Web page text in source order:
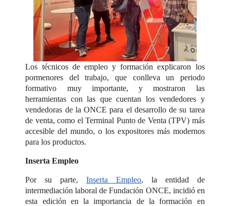
Los técnicos de empleo y formación explicaron los
pormenores del trabajo, que conlleva un periodo
formativo muy importante, y mostraron las
herramientas con las que cuentan los vendedores y
vendedoras de la ONCE para el desarrollo de su tarea
de venta, como el Terminal Punto de Venta (TPV) más
accesible del mundo, o los expositores más modernos
para los productos.
Inserta Empleo
Por su parte,Inserta Empleo, la entidad de
intermediación laboral de Fundación ONCE, incidió en
esta edición en la importancia de la formación en